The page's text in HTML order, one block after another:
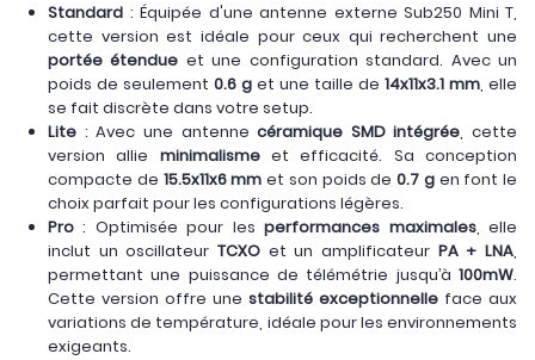
Standard : Équipée d'une antenne externe Sub250 Mini T,
cette version est idéale pour ceux qui recherchent une
portée étendue et une configuration standard. Avec un
poids de seulement 0.6 g et une taille de 14x11x3.1 mm, elle
se fait discrète dans votre setup.
Lite : Avec une antennecéramique SMD intégrée, cette
version allie minimalismeet efficacité. Sa conception
compacte de 15.5x11x6 mm et son poids de 0.7 gen font le
choix parfait pour les configurations légères.
Pro : Optimisée pour lesperformances maximales, elle
inclut un oscillateur TCXO et un amplificateur PA + LNA,
permettant une puissance de télémétrie jusqu’à 100mW.
Cette version offre une stabilité exceptionnelle face aux
variations de température, idéale pour les environnements
exigeants.